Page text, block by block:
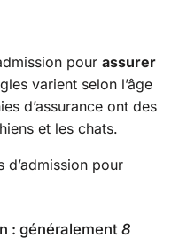
pour assurer
varient selon l’âge
d’assurance ont des
et les chats.
pour
: généralement8